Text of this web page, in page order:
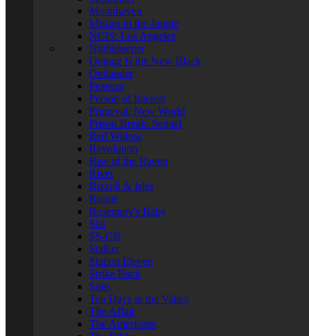
Moonhaven
Mozart in the Jungle
NCIS: Los Angeles
Nightsleeper
Orange Is the New Black
Outlander
Pearson
Person of Interest
Primeval: New World
Prison Break: Sequel
Red Widow
Revolution
Rise of the Raven
River
Rizzoli & Isles
Rogue
Rosemary's Baby
Sisi
SS-GB
Stalker
Station Eleven
Strike Back
Suits
Ten Days in the Valley
The Affair
The Americans